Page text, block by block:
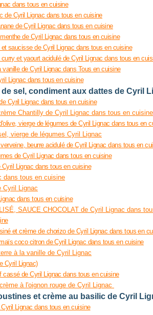
dans tous en cuisine
de Cyril Lignac dans tous en cuisine
de Cyril Lignac dans tous en cuisine
de Cyril Lignac dans tous en cuisine
saucisse de Cyril Lignac dans tous en cuisine
et yaourt acidulé de Cyril Lignac dans tous en
de Cyril Lignac dans Tous en cuisine
Lignac dans tous en cuisine
sel, condiment aux dattes de Cyril
Cyril Lignac dans tous en cuisine
Chantilly de Cyril Lignac dans tous en cuisine
vierge de légumes de Cyril Lignac dans tous en
vierge de légumes Cyril Lignac
beurre acidulé de Cyril Lignac dans tous en
de Cyril Lignac dans tous en cuisine
Lignac dans tous en cuisine
dans tous en cuisine
Cyril Lignac
dans tous en cuisine
SAUCE CHOCOLAT de Cyril Lignac dans
et crème de chorizo de Cyril Lignac dans tous en
coco citron de Cyril Lignac dans tous en cuisine
à la vanille de Cyril Lignac
Cyril Lignac)
cassé de Cyril Lignac dans tous en cuisine
à l'oignon rouge de Cyril Lignac
et crème au basilic de Cyril
Lignac dans tous en cuisine